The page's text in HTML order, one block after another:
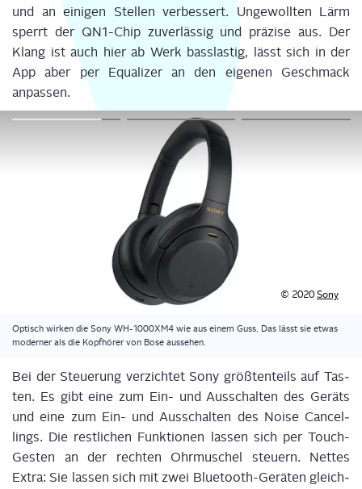
und an eini­gen Stel­len ver­bes­sert. Unge­woll­ten Lärm
sperrt der QN1-Chip zuver­läs­sig und prä­zi­se aus. Der
Klang ist auch hier ab Werk bass­las­tig, lässt sich in der
App aber per Equa­li­zer an den eige­nen Geschmack
anpassen.
© 2020 Sony
Optisch wir­ken die Sony WH-1000XM4 wie aus einem Guss. Das lässt sie etwas
moder­ner als die Kopf­hö­rer von Bose aussehen.
Bei der Steue­rung ver­zich­tet Sony größ­ten­teils auf Tas­
ten. Es gibt eine zum Ein- und Aus­schal­ten des Geräts
und eine zum Ein- und Aus­schal­ten des Noi­se Can­cel­
lings. Die rest­li­chen Funk­tio­nen las­sen sich per Touch-
Ges­ten an der rech­ten Ohr­mu­schel steu­ern. Net­tes
Extra: Sie las­sen sich mit zwei Blue­tooth-Gerä­ten gleich­